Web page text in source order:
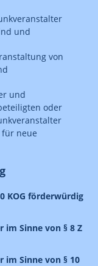
und
von
und
oder
neue
KOG förderwürdig
im Sinne von § 8 Z
im Sinne von § 10